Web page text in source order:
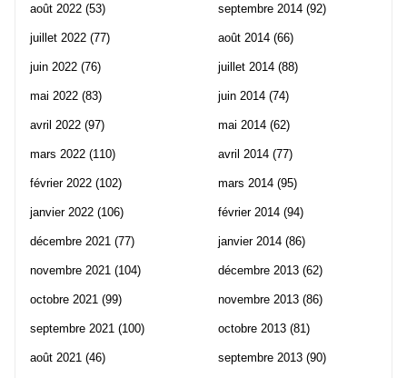
août 2022 (53)
juillet 2022 (77)
juin 2022 (76)
mai 2022 (83)
avril 2022 (97)
mars 2022 (110)
février 2022 (102)
janvier 2022 (106)
décembre 2021 (77)
novembre 2021 (104)
octobre 2021 (99)
septembre 2021 (100)
août 2021 (46)
septembre 2014 (92)
août 2014 (66)
juillet 2014 (88)
juin 2014 (74)
mai 2014 (62)
avril 2014 (77)
mars 2014 (95)
février 2014 (94)
janvier 2014 (86)
décembre 2013 (62)
novembre 2013 (86)
octobre 2013 (81)
septembre 2013 (90)